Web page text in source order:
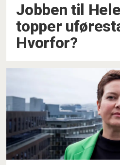
Jobben til
topper
Hvorfor?